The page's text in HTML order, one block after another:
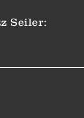
Seiler: